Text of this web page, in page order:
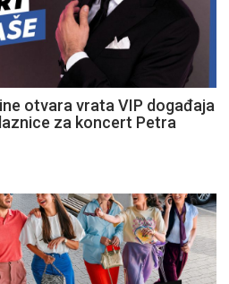
otvara vrata VIP događaja
za koncert Petra